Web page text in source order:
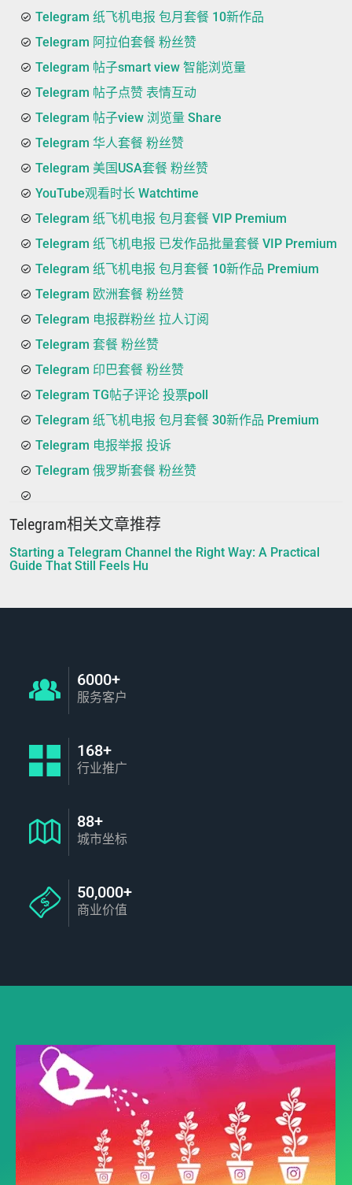
Telegram 纸飞机电报 包月套餐 10新作品
Telegram 阿拉伯套餐 粉丝赞
Telegram 帖子smart view 智能浏览量
Telegram 帖子点赞 表情互动
Telegram 帖子view 浏览量 Share
Telegram 华人套餐 粉丝赞
Telegram 美国USA套餐 粉丝赞
YouTube观看时长 Watchtime
Telegram 纸飞机电报 包月套餐 VIP Premium
Telegram 纸飞机电报 已发作品批量套餐 VIP Premium
Telegram 纸飞机电报 包月套餐 10新作品 Premium
Telegram 欧洲套餐 粉丝赞
Telegram 电报群粉丝 拉人订阅
Telegram 套餐 粉丝赞
Telegram 印巴套餐 粉丝赞
Telegram TG帖子评论 投票poll
Telegram 纸飞机电报 包月套餐 30新作品 Premium
Telegram 电报举报 投诉
Telegram 俄罗斯套餐 粉丝赞
Telegram相关文章推荐
Starting a Telegram Channel the Right Way: A Practical
Guide That Still Feels Hu
6000+
服务客户
168+
行业推广
88+
城市坐标
50,000+
商业价值